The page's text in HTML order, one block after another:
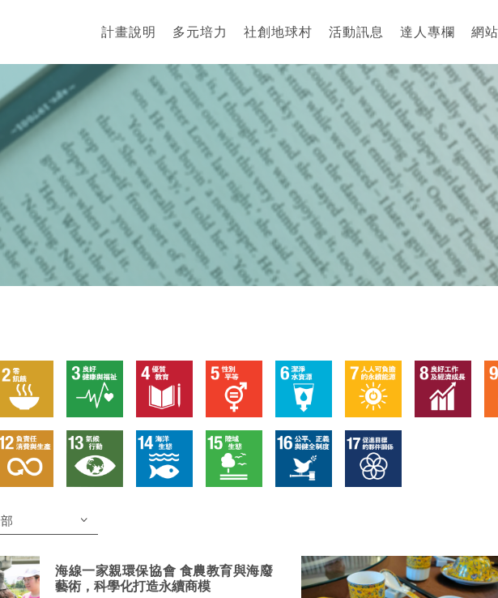
計畫說明 多元培力 社創地球村 活動訊息 達人專欄 網
海線一家親環保協會 食農教育與海廢
藝術，科學化打造永續商模